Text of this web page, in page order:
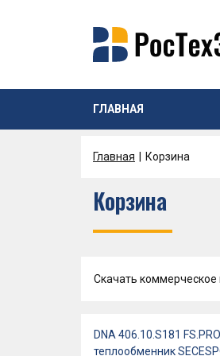
ГЛАВНАЯ
Главная Корзина
Корзина
Скачать
DNA 406.10.S181
теплообменник